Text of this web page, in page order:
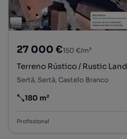
27 000 €150 €/m²
Terreno Rústico / Rustic Land
Sertã, Sertã, Castelo Branco
Preço por metro quadrado
180 m²
Profissional